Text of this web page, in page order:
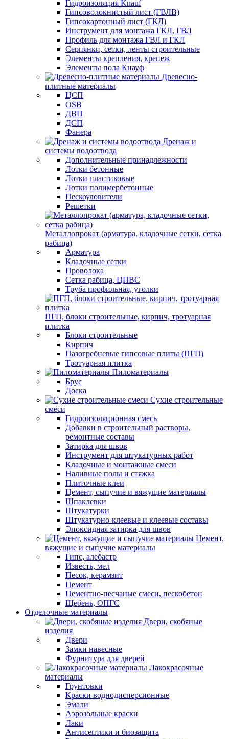
Гидроизоляция Knauf
Гипсоволокнистый лист (ГВЛВ)
Гипсокартонный лист (ГКЛ)
Инструмент для монтажа ГКЛ, ГВЛ
Профиль для монтажа ГВЛ и ГКЛ
Серпянки, сетки, ленты строительные
Элементы крепления, крепеж
Элементы пола Кнауф
Древесно-
плитные материалы
ЦСП
OSB
ДВП
ДСП
Фанера
Дренаж и
системы водоотвода
Дополнительные принадлежности
Лотки бетонные
Лотки пластиковые
Лотки полимербетонные
Пескоуловители
Решетки
Металлопрокат (арматура, кладочные сетки, сетка
рабица)
Арматура
Кладочные сетки
Проволока
Сетка рабица, ЦПВС
Труба профильная, уголки
ПГП, блоки строительные, кирпич, тротуарная
плитка
Блоки строительные
Кирпич
Пазогребневые гипсовые плиты (ПГП)
Тротуарная плитка
Пиломатериалы
Брус
Доска
Сухие строительные
смеси
Гидроизоляционная смесь
Добавки в строительный растворы,
ремонтные составы
Затирка для швов
Инструмент для штукатурных работ
Кладочные и монтажные смеси
Наливные полы и стяжка
Плиточные клеи
Цемент, сыпучие и вяжущие материалы
Шпаклевки
Штукатурки
Штукатурно-клеевые и клеевые составы
Эпоксидная затирка для швов
Цемент,
вяжущие и сыпучие материалы
Гипс, алебастр
Известь, мел
Песок, керамзит
Цемент
Цементно-песчаные смеси, пескобетон
Щебень, ОПГС
Отделочные материалы
Двери, скобяные
изделия
Двери
Замки навесные
Фурнитура для дверей
Лакокрасочные
материалы
Грунтовки
Краски воднодисперсионные
Эмали
Аэрозольные краски
Лаки
Антисептики и биозащита